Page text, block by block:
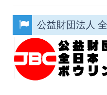
公益財団法人